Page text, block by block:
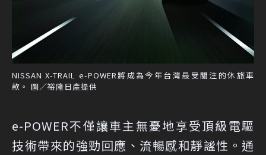
NISSAN X-TRAIL e-POWER將成為今年台灣最受關注的休旅車
款。 圖／裕隆日產提供
e-POWER不僅讓車主無憂地享受頂級電驅
技術帶來的強勁回應、流暢感和靜謐性。通